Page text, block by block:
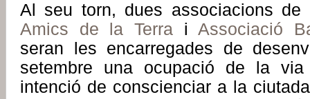
Al seu torn, dues associacions de
Amics de la TerraiAssociació
seran les encarregades de
setembre una ocupació de la
intenció de conscienciar a la